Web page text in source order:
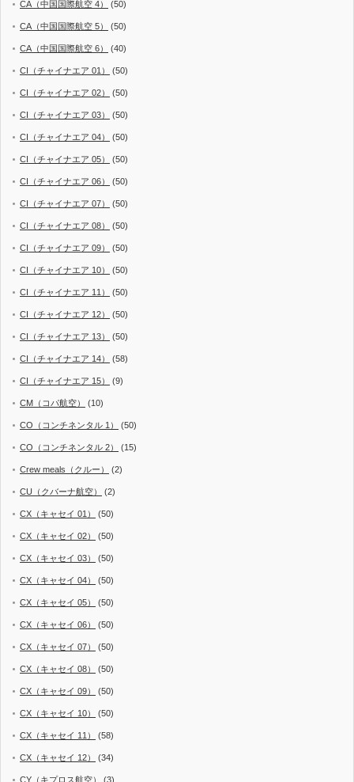
CA（中国国際航空 4） (50)
CA（中国国際航空 5） (50)
CA（中国国際航空 6） (40)
CI（チャイナエア 01） (50)
CI（チャイナエア 02） (50)
CI（チャイナエア 03） (50)
CI（チャイナエア 04） (50)
CI（チャイナエア 05） (50)
CI（チャイナエア 06） (50)
CI（チャイナエア 07） (50)
CI（チャイナエア 08） (50)
CI（チャイナエア 09） (50)
CI（チャイナエア 10） (50)
CI（チャイナエア 11） (50)
CI（チャイナエア 12） (50)
CI（チャイナエア 13） (50)
CI（チャイナエア 14） (58)
CI（チャイナエア 15） (9)
CM（コパ航空） (10)
CO（コンチネンタル 1） (50)
CO（コンチネンタル 2） (15)
Crew meals（クルー） (2)
CU（クバーナ航空） (2)
CX（キャセイ 01） (50)
CX（キャセイ 02） (50)
CX（キャセイ 03） (50)
CX（キャセイ 04） (50)
CX（キャセイ 05） (50)
CX（キャセイ 06） (50)
CX（キャセイ 07） (50)
CX（キャセイ 08） (50)
CX（キャセイ 09） (50)
CX（キャセイ 10） (50)
CX（キャセイ 11） (58)
CX（キャセイ 12） (34)
CY（キプロス航空） (3)